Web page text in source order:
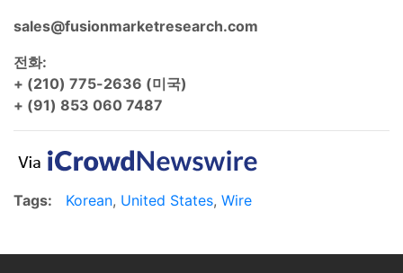
sales@fusionmarketresearch.com
전화:
+ (210) 775-2636 (미국)
+ (91) 853 060 7487
Tags: Korean, United States, Wire